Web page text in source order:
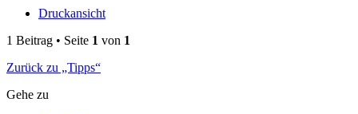
Druckansicht
1 Beitrag • Seite 1 von 1
Zurück zu „Tipps“
Gehe zu